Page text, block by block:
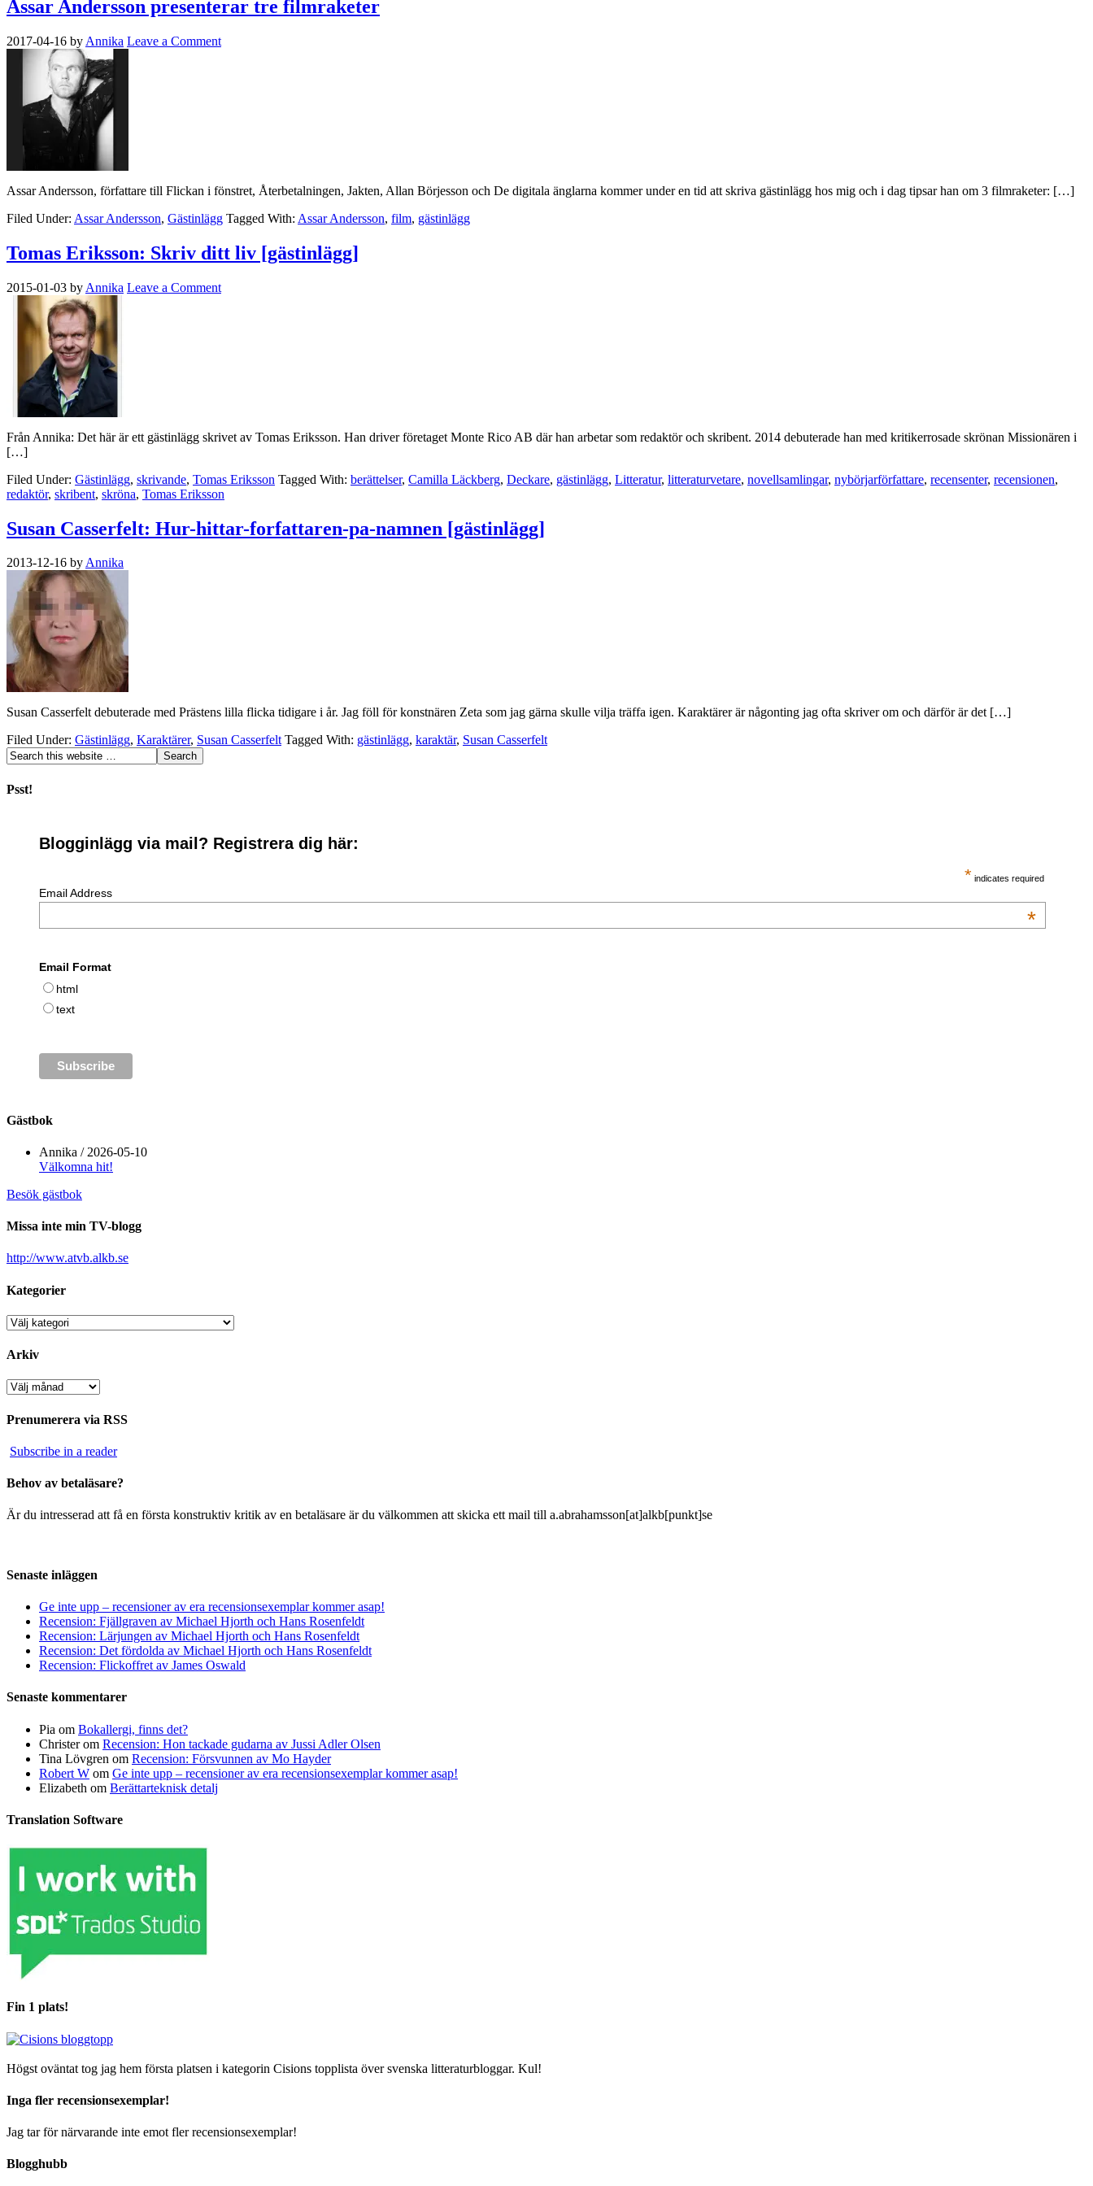
Assar Andersson presenterar tre filmraketer
2017-04-16 by Annika Leave a Comment
Assar Andersson, författare till Flickan i fönstret, Återbetalningen, Jakten, Allan Börjesson och De digitala änglarna kommer under en tid att skriva gästinlägg hos mig och i dag tipsar han om 3 filmraketer: […]
Filed Under: Assar Andersson, Gästinlägg Tagged With: Assar Andersson, film, gästinlägg
Tomas Eriksson: Skriv ditt liv [gästinlägg]
2015-01-03 by Annika Leave a Comment
Från Annika: Det här är ett gästinlägg skrivet av Tomas Eriksson. Han driver företaget Monte Rico AB där han arbetar som redaktör och skribent. 2014 debuterade han med kritikerrosade skrönan Missionären i
[…]
Filed Under: Gästinlägg, skrivande, Tomas Eriksson Tagged With: berättelser, Camilla Läckberg, Deckare, gästinlägg, Litteratur, litteraturvetare, novellsamlingar, nybörjarförfattare, recensenter, recensionen,
redaktör, skribent, skröna, Tomas Eriksson
Susan Casserfelt: Hur-hittar-forfattaren-pa-namnen [gästinlägg]
2013-12-16 byAnnika
Susan Casserfelt debuterade med Prästens lilla flicka tidigare i år. Jag föll för konstnären Zeta som jag gärna skulle vilja träffa igen. Karaktärer är någonting jag ofta skriver om och därför är det […]
Filed Under: Gästinlägg, Karaktärer, Susan Casserfelt Tagged With: gästinlägg, karaktär, Susan Casserfelt
Psst!
Blogginlägg via mail? Registrera dig här:
* indicates required
Email Address
*
Email Format
html
text
Gästbok
Annika / 2026-05-10
Välkomna hit!
Besök gästbok
Missa inte min TV-blogg
http://www.atvb.alkb.se
Kategorier
Kategorier
Arkiv
Arkiv
Prenumerera via RSS
Subscribe in a reader
Behov av betaläsare?
Är du intresserad att få en första konstruktiv kritik av en betaläsare är du välkommen att skicka ett mail till a.abrahamsson[at]alkb[punkt]se
Senaste inläggen
Ge inte upp – recensioner av era recensionsexemplar kommer asap!
Recension: Fjällgraven av Michael Hjorth och Hans Rosenfeldt
Recension: Lärjungen av Michael Hjorth och Hans Rosenfeldt
Recension: Det fördolda av Michael Hjorth och Hans Rosenfeldt
Recension: Flickoffret av James Oswald
Senaste kommentarer
Pia om Bokallergi, finns det?
Christerom Recension: Hon tackade gudarna av Jussi Adler Olsen
Tina Lövgren om Recension: Försvunnen av Mo Hayder
Robert W om Ge inte upp – recensioner av era recensionsexemplar kommer asap!
Elizabeth om Berättarteknisk detalj
Translation Software
Fin 1 plats!
Högst oväntat tog jag hem första platsen i kategorin Cisions topplista över svenska litteraturbloggar. Kul!
Inga fler recensionsexemplar!
Jag tar för närvarande inte emot fler recensionsexemplar!
Blogghubb